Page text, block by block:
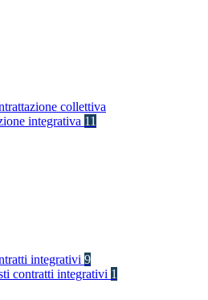
collettiva
integrativa 11
integrativi 9
contratti integrativi 1